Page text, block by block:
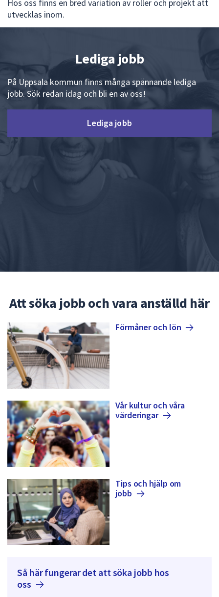
Hos oss finns en bred variation av roller och projekt att
utvecklas inom.
Lediga jobb
På Uppsala kommun finns många spännande lediga
jobb. Sök redan idag och bli en av oss!
Lediga jobb
Att söka jobb och vara anställd här
Förmåner och lön
Vår kultur och våra
värderingar
Tips och hjälp om
jobb
Så här fungerar det att söka jobb hos
oss